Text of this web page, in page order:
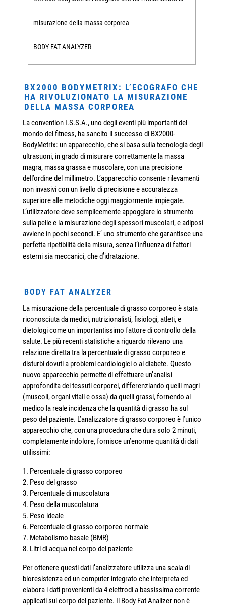
misurazione della massa corporea
BODY FAT ANALYZER
BX2000 BODYMETRIX: L’ECOGRAFO CHE
HA RIVOLUZIONATO LA MISURAZIONE
DELLA MASSA CORPOREA
La convention I.S.S.A., uno degli eventi più importanti del
mondo del fitness, ha sancito il successo di BX2000-
BodyMetrix: un apparecchio, che si basa sulla tecnologia degli
ultrasuoni, in grado di misurare correttamente la massa
magra, massa grassa e muscolare, con una precisione
dell’ordine del millimetro. L’apparecchio consente rilevamenti
non invasivi con un livello di precisione e accuratezza
superiore alle metodiche oggi maggiormente impiegate.
L’utilizzatore deve semplicemente appoggiare lo strumento
sulla pelle e la misurazione degli spessori muscolari, e adiposi
avviene in pochi secondi. E’ uno strumento che garantisce una
perfetta ripetibilità della misura, senza l’influenza di fattori
esterni sia meccanici, che d’idratazione.
BODY FAT ANALYZER
La misurazione della percentuale di grasso corporeo è stata
riconosciuta da medici, nutrizionalisti, fisiologi, atleti, e
dietologi come un importantissimo fattore di controllo della
salute. Le più recenti statistiche a riguardo rilevano una
relazione diretta tra la percentuale di grasso corporeo e
disturbi dovuti a problemi cardiologici o al diabete. Questo
nuovo apparecchio permette di effettuare un’analisi
approfondita dei tessuti corporei, differenziando quelli magri
(muscoli, organi vitali e ossa) da quelli grassi, fornendo al
medico la reale incidenza che la quantità di grasso ha sul
peso del paziente. L’analizzatore di grasso corporeo è l’unico
apparecchio che, con una procedura che dura solo 2 minuti,
completamente indolore, fornisce un’enorme quantità di dati
utilissimi:
1. Percentuale di grasso corporeo
2. Peso del grasso
3. Percentuale di muscolatura
4. Peso della muscolatura
5. Peso ideale
6. Percentuale di grasso corporeo normale
7. Metabolismo basale (BMR)
8. Litri di acqua nel corpo del paziente
Per ottenere questi dati l’analizzatore utilizza una scala di
bioresistenza ed un computer integrato che interpreta ed
elabora i dati provenienti da 4 elettrodi a bassissima corrente
applicati sul corpo del paziente. Il Body Fat Analizer non è